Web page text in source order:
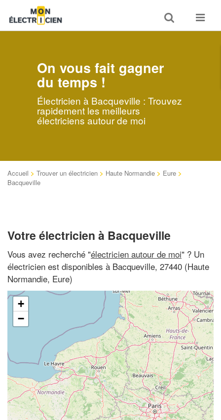
Toggle
search
Toggle
On vous fait gagner
du temps !
Électricien à Bacqueville : Trouvez
rapidement les meilleurs
électriciens autour de moi
Accueil > Trouver un électricien > Haute Normandie > Eure >
Bacqueville
Votre électricien à Bacqueville
Vous avez recherché "électricien autour de moi" ? Un
électricien est disponibles à Bacqueville, 27440 (Haute
Normandie, Eure)
+
−